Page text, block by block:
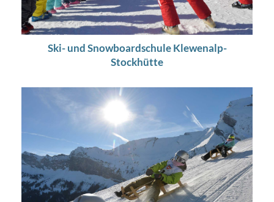
Ski- und Snowboardschule Klewenalp-
Stockhütte